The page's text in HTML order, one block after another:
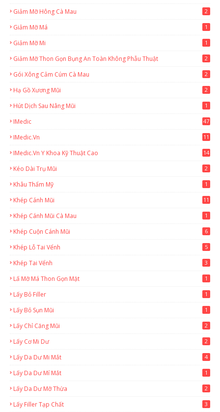
Giảm Mỡ Hông Cà Mau
2
Giảm Mỡ Má 1
Giảm Mỡ Mi 1
Giảm Mỡ Thon Gọn Bụng An Toàn Không Phẫu Thuật 2
Gói Xông Cảm Cúm Cà Mau 2
Hạ Gồ Xương Mũi 2
Hút Dịch Sau Nâng Mũi 1
IMedic 47
IMedic.vn
11
IMedic.vn Y Khoa Kỹ Thuật Cao 14
Kéo Dài Trụ Mũi 2
Khâu Thẩm Mỹ 1
Khép Cánh Mũi 11
Khép Cánh Mũi Cà Mau 1
Khép Cuộn Cánh Mũi 6
Khép Lỗ Tai Vểnh 5
Khép Tai Vểnh 3
Lấ Mỡ Má Thon Gọn Mặt 1
Lấy Bỏ Filler 1
Lấy Bỏ Sụn Mũi 1
Lấy Chỉ Căng Mũi 2
Lấy Cơ Mi Dư 2
Lấy Da Dư Mi Mắt 4
Lấy Da Dư Mí Mắt 1
Lấy Da Dư Mỡ Thừa 2
Lấy Filler Tạp Chất 3